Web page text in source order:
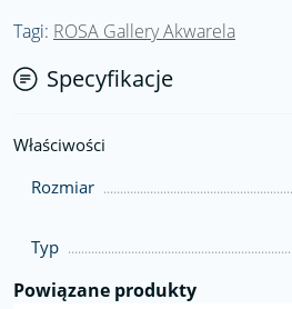
Tagi: ROSA Gallery Akwarela
Specyfikacje
Właściwości
Rozmiar
Typ
Powiązane produkty